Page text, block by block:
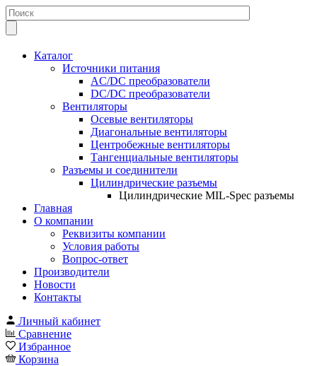
Каталог
Источники питания
AC/DC преобразователи
DC/DC преобразователи
Вентиляторы
Осевые вентиляторы
Диагональные вентиляторы
Центробежные вентиляторы
Тангенциальные вентиляторы
Разъемы и соединители
Цилиндрические разъемы
Цилиндрические MIL-Spec разъемы
Главная
О компании
Реквизиты компании
Условия работы
Вопрос-ответ
Производители
Новости
Контакты
Личный кабинет
Сравнение
Избранное
Корзина